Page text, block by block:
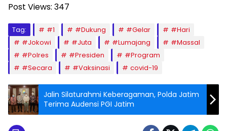
Post Views: 347
Tag: #1 #Dukung #Gelar
#Hari
#Jokowi
#Juta #Lumajang
#Massal
#Polres
#Presiden
#Program
#Secara
#Vaksinasi covid-19
Jalin Silaturahmi Keberagaman, Polda Jatim
Terima Audensi PGI Jatim